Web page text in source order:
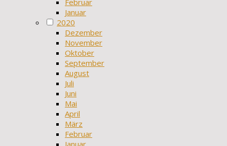
Februar
Januar
2020
Dezember
November
Oktober
September
August
Juli
Juni
Mai
April
März
Februar